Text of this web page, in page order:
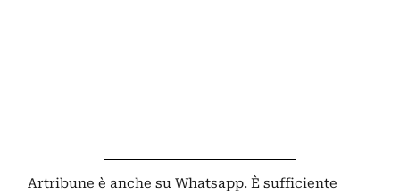
Artribune è anche su Whatsapp. È sufficiente